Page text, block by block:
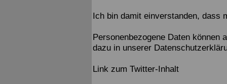
Ich bin damit einverstanden, dass
Personenbezogene Daten können
dazu in unserer
Link zum Twitter-Inhalt